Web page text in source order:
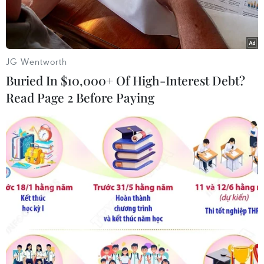
Người dân di chuyển trên đường phố dưới trời mưa lớn tại
Faridpur, Bangladesh. (Ảnh: AFP/TTXVN)
Ngày 25/10, giới chức Bangladesh cho biết ít
nhất 2 người thiệt mạng và gần 274.000 người
buộc phải sơ tán khi bão Hamoon đổ bộ vào khu
JG Wentworth
Buried In $10,000+ Of High-Interest Debt?
Read Page 2 Before Paying